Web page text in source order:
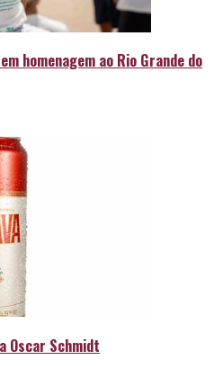
homenagem ao Rio Grande do
Oscar Schmidt